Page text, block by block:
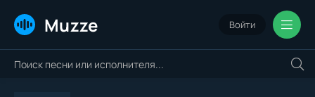
Muzze Войти